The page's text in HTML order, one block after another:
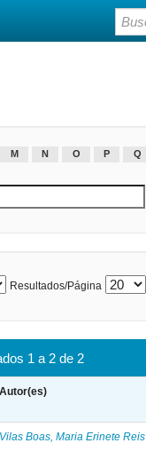
M N O P Q
Resultados/Página
1 a 2 de 2
Autor(es)
Vilas Boas, Maria Erinete Reis